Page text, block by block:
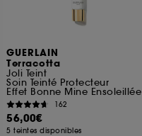
GUERLAIN
Terracotta
Joli Teint
Soin Teinté Protecteur
Effet Bonne Mine Ensoleillée
162
56,00€
5 teintes disponibles